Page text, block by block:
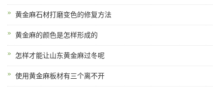
黄金麻石材打磨变色的修复方法
黄金麻的颜色是怎样形成的
怎样才能让山东黄金麻过冬呢
使用黄金麻板材有三个离不开